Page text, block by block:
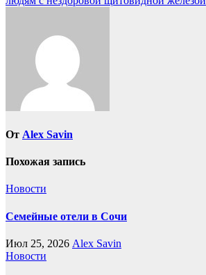
От Alex Savin
Похожая запись
Новости
Семейные отели в Сочи
Июл 25, 2026 Alex Savin
Новости